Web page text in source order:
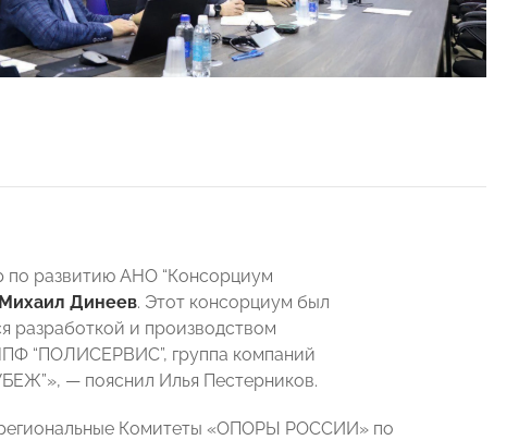
по развитию АНО “Консорциум
Михаил Динеев. Этот консорциум был
и производством
“ПОЛИСЕРВИС”, группа компаний
— пояснил Илья Пестерников.
Комитеты «ОПОРЫ РОССИИ» по